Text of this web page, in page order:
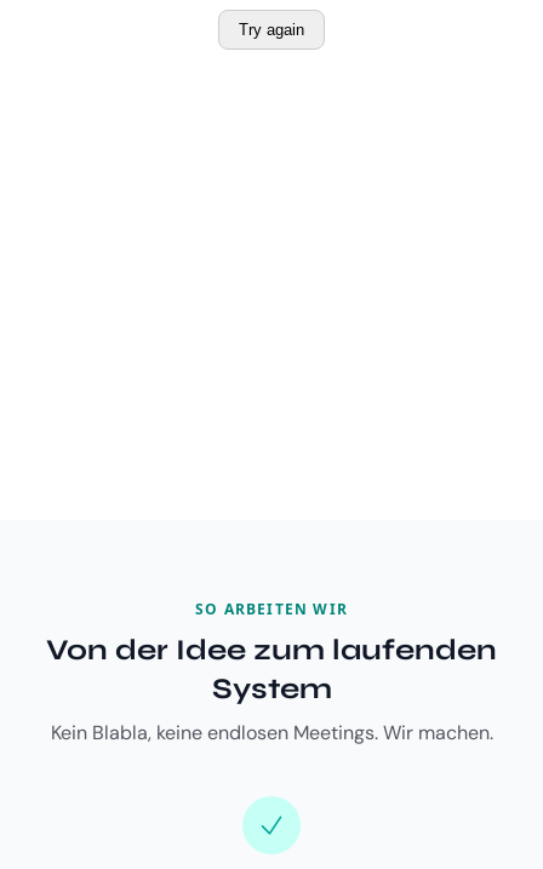
SO ARBEITEN WIR
Von der Idee zum laufenden
System
Kein Blabla, keine endlosen Meetings. Wir machen.